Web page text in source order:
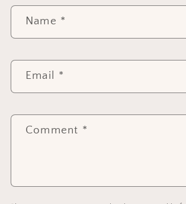
Name *
Email *
Comment *